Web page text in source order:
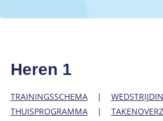
Heren 1
TRAININGSSCHEMA|
THUISPROGRAMMA|